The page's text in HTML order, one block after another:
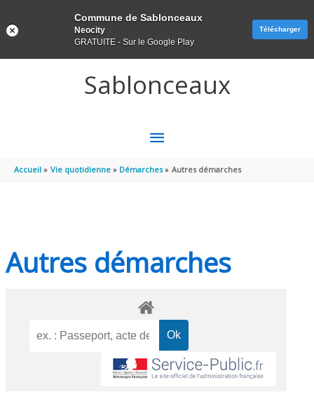
Sablonceaux
MENU
PRINCIPAL
Accueil Vie quotidienne Démarches Autres démarches
Autres démarches
Commune de Sablonceaux
Neocity
GRATUITE - Sur le Google Play
Télécharger